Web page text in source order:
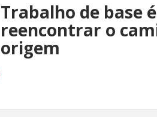
Trabalho de base
reencontrar o
origem